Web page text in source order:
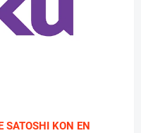
SATOSHI KON EN